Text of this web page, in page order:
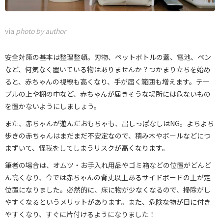
via photo by author
安全対策の基本は整理整頓。刃物、ペットボトルの蓋、電池、ペン
など、何気なく置いている物はありませんか？つかまり立ちを始め
ると、赤ちゃんの視線も高くなり、手が届く範囲も増えます。テー
ブルの上や棚の中など、赤ちゃんが届きそうな場所には危ないもの
を置かないようにしましょう。
また、赤ちゃんが遊んだおもちゃも、出しっぱなしはNG。よちよち
歩きの赤ちゃんはまだまだ不安定なので、積み木やボールなどにつ
まずいて、怪我をしてしまうリスクが高くなります。
筆者の場合は、オムツ・お手入れ用品やゴミ箱などの位置がどんど
ん高くなり、今では赤ちゃんの背丈以上あるサイドボードの上が定
位置になりました。必然的に、床に物が少なくなるので、掃除がし
やすくなるというメリットがあります。また、危険な物が目に付き
やすくなり、すぐに片付けるようになりました！